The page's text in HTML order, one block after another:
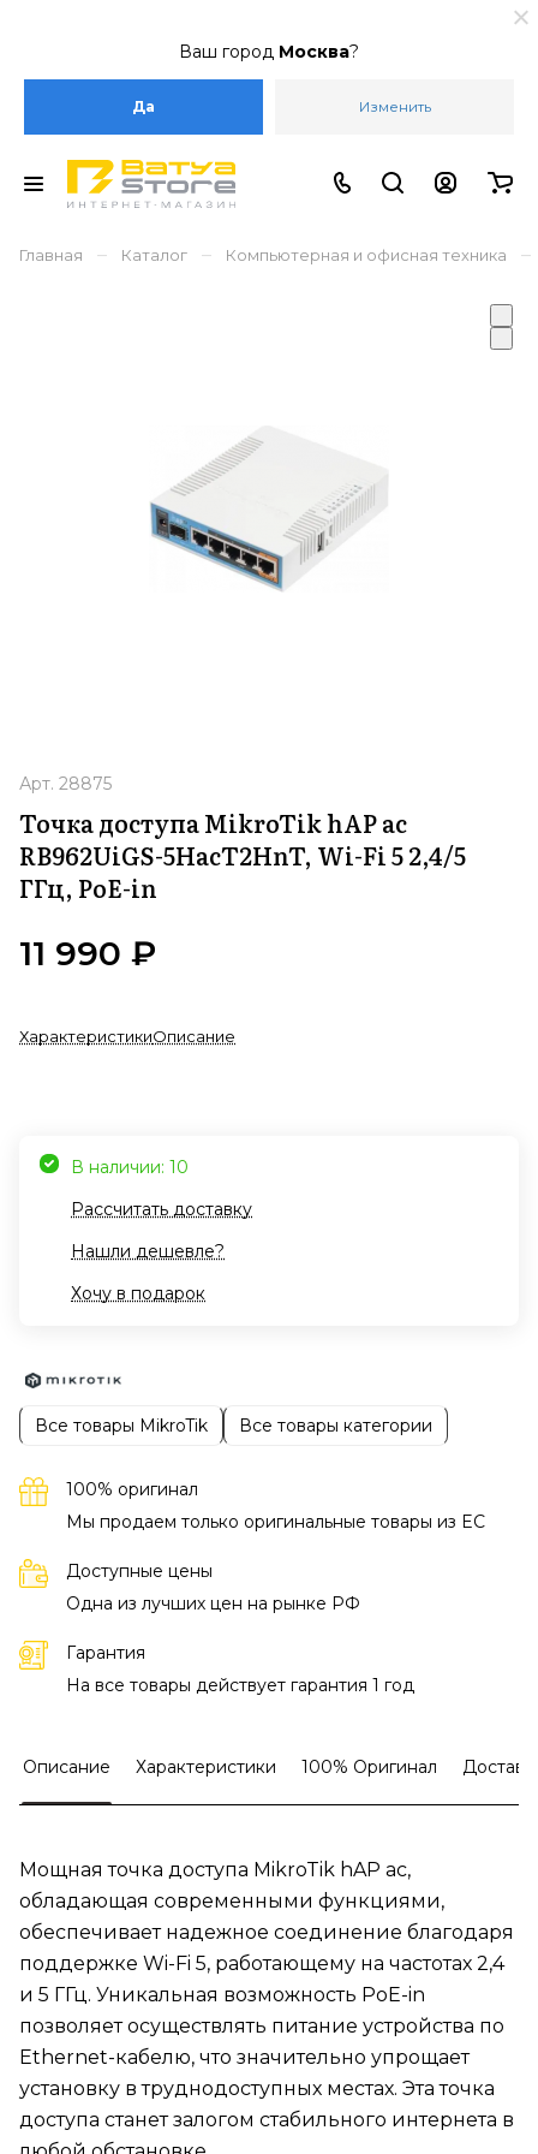
Ваш город Москва?
Да Изменить
Главная – Каталог – Компьютерная и офисная техника –
Арт. 28875
Точка доступа MikroTik hAP ac
RB962UiGS-5HacT2HnT, Wi-Fi 5 2,4/5
ГГц, PoE-in
11 990 ₽
ХарактеристикиОписание
В наличии: 10
Рассчитать доставку
Нашли дешевле?
Хочу в подарок
Все товары MikroTik Все товары категории
100% оригинал
Мы продаем только оригинальные товары из EC
Доступные цены
Одна из лучших цен на рынке РФ
Гарантия
На все товары действует гарантия 1 год
Описание Характеристики 100% Оригинал
Мощная точка доступа MikroTik hAP ac,
обладающая современными функциями,
обеспечивает надежное соединение благодаря
поддержке Wi-Fi 5, работающему на частотах 2,4
и 5 ГГц. Уникальная возможность PoE-in
позволяет осуществлять питание устройства по
Ethernet-кабелю, что значительно упрощает
установку в труднодоступных местах. Эта точка
доступа станет залогом стабильного интернета в